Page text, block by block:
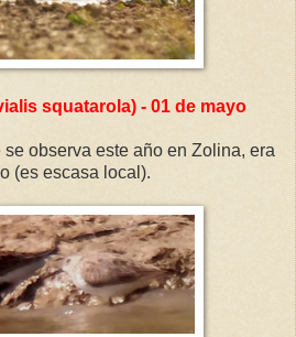
squatarola) - 01 de mayo
observa este año en Zolina, era
(es escasa local).